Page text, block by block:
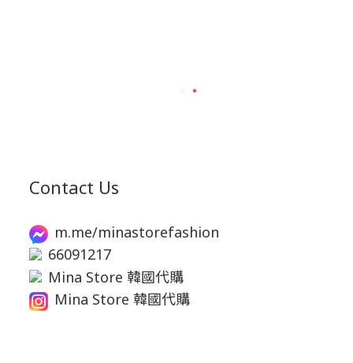
Contact Us
m.me/minastorefashion
66091217
Mina Store 韓國代購
Mina Store 韓國代購